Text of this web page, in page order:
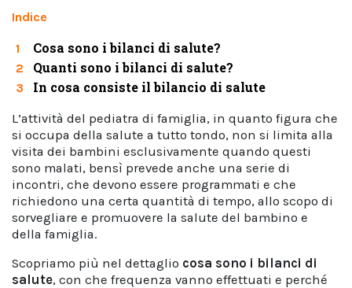
Indice
1 Cosa sono i bilanci di salute?
2 Quanti sono i bilanci di salute?
3 In cosa consiste il bilancio di salute
L’attività del pediatra di famiglia, in quanto figura che
si occupa della salute a tutto tondo, non si limita alla
visita dei bambini esclusivamente quando questi
sono malati, bensì prevede anche una serie di
incontri, che devono essere programmati e che
richiedono una certa quantità di tempo, allo scopo di
sorvegliare e promuovere la salute del bambino e
della famiglia.
Scopriamo più nel dettaglio cosa sono i bilanci di
salute, con che frequenza vanno effettuati e perché